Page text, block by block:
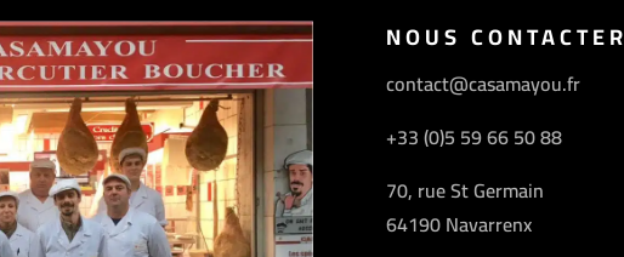
NOUS CONTACTER
contact@casamayou.fr
+33 (0)5 59 66 50 88
70, rue St Germain
64190 Navarrenx